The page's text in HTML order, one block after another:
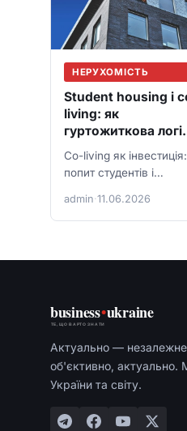
НЕРУХОМІСТЬ
Student housing і
living: як
гуртожиткова
стала приватним
бізнесом
Co-living як інвестиція:
попит студентів і
юридичні нюанси,
ремонт і операційне
admin·11.06.2026
business•ukraine
ТЕ, ЩО ВАРТО ЗНАТИ
Актуально —
об'єктивно, актуально.
України та світу.